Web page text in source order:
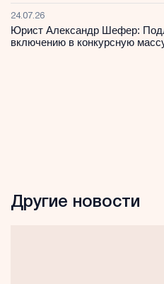
24.07.26
Юрист Александр Шефер:
включению в конкурсную
Другие новости